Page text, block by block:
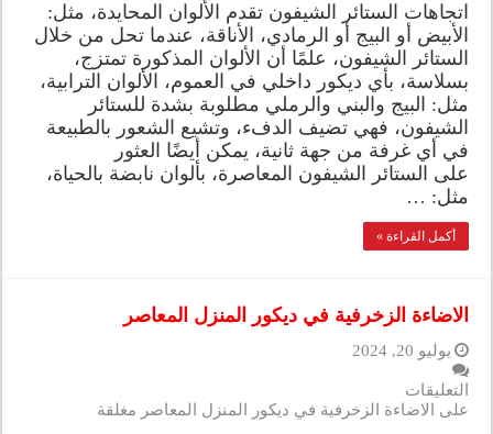
اتجاهات الستائر الشيفون تقدم الألوان المحايدة، مثل:
الأبيض أو البيج أو الرمادي، الأناقة، عندما تحل من خلال
الستائر الشيفون، علمًا أن الألوان المذكورة تمتزج،
بسلاسة، بأي ديكور داخلي في العموم، الألوان الترابية،
مثل: البيج والبني والرملي مطلوبة بشدة للستائر
الشيفون، فهي تضيف الدفء، وتشيع الشعور بالطبيعة
في أي غرفة من جهة ثانية، يمكن أيضًا العثور
على الستائر الشيفون المعاصرة، بألوان نابضة بالحياة،
مثل: …
أكمل القراءة »
الاضاءة الزخرفية في ديكور المنزل المعاصر
يوليو 20, 2024
التعليقات
على الاضاءة الزخرفية في ديكور المنزل المعاصر مغلقة